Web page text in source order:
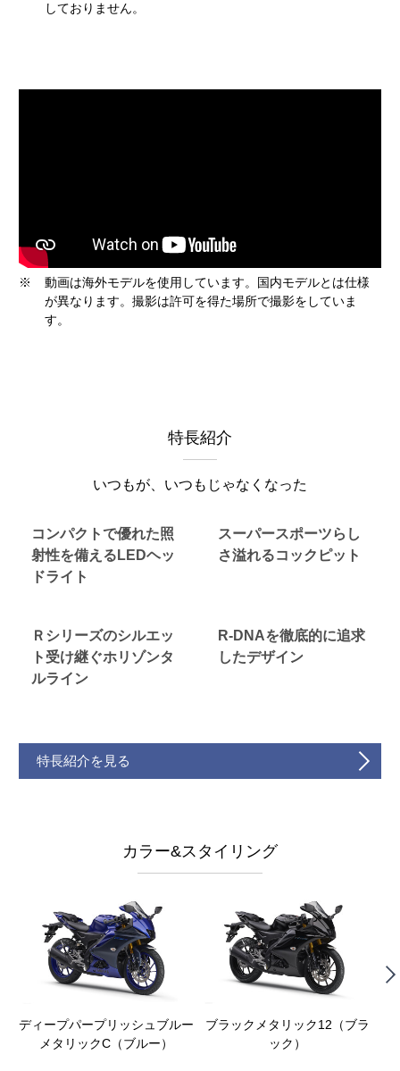
しておりません。
※
動画は海外モデルを使用しています。国内モデルとは仕様
が異なります。撮影は許可を得た場所で撮影をしていま
す。
特長紹介
いつもが、いつもじゃなくなった
コンパクトで優れた照
射性を備えるLEDヘッ
ドライト
スーパースポーツらし
さ溢れるコックピット
Ｒシリーズのシルエッ
ト受け継ぐホリゾンタ
ルライン
R-DNAを徹底的に追求
したデザイン
特長紹介を見る
カラー&スタイリング
ディープパープリッシュブルー
メタリックC（ブルー）
ブラックメタリック12（ブラ
ック）